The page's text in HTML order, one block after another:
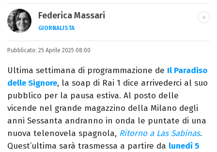
Federica Massari
GIORNALISTA
LINKEDIN
INSTAGRAM FACEBOOK
Giornalista nata nella città di Parthenope,
si definisce "madriletana". Da anni scrive
(per un numero imprecisato di testate) di
spettacoli e musica, TV e calcio.
Pubblicato: 25 Aprile 2025 08:00
Ultima settimana di programmazione de Il Paradiso
delle Signore, la soap di Rai 1 dice arrivederci al suo
pubblico per la pausa estiva. Al posto delle
vicende nel grande magazzino della Milano degli
anni Sessanta andranno in onda le puntate di una
nuova telenovela spagnola, Ritorno a Las Sabinas.
Quest’ultima sarà trasmessa a partire da lunedì 5